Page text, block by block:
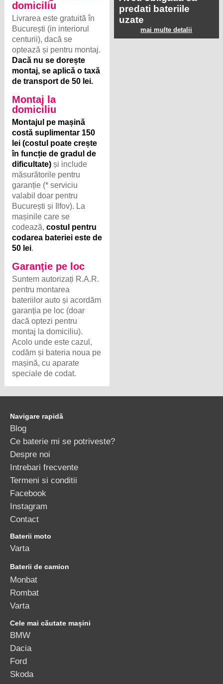
domiciliu
Livrarea este gratuită în
București (in interiorul
centurii), dacă se
optează și pentru montaj.
Dacă nu se dorește
montaj, se aplică o taxă
de transport de 50 lei.
Montaj la
domiciliu
Montajul pe mașină
costă suplimentar 150
lei (costul poate crește
în funcție de gradul de
dificultate) și include
măsurătorile pentru
garanție (* serviciu
valabil doar pentru
București și Ilfov). La
mașinile care se
codează,costul pentru
codarea bateriei este de
50 lei.
Garanție pe loc
Suntem autorizați R.A.R.
pentru montarea
bateriilor auto și acordăm
garanția pe loc (doar
dacă optezi pentru
montaj la domiciliu).
Acolo unde este cazul,
codăm și bateria noua pe
mașină, cu aparate
speciale de codat.
predati bateriile
uzate
mai multe detalii
Navigare rapidă
Blog
Ce baterie mi se potriveste?
Despre noi
Intrebari frecvente
Termeni si conditii
Facebook
Instagram
Contact
Baterii moto
Varta
Baterii de camion
Monbat
Rombat
Varta
Cele mai căutate mașini
BMW
Dacia
Ford
Skoda